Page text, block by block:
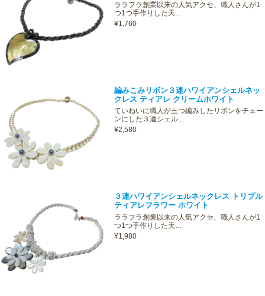
ララフラ創業以来の人気アクセ、職人さんが1
つ1つ手作りした天…
¥1,760
編みこみリボン３連ハワイアンシェルネッ
クレス ティアレ クリームホワイト
ていねいに職人が三つ編みしたリボンをチェー
ンにした３連シェル…
¥2,580
３連ハワイアンシェルネックレス トリプル
ティアレフラワー ホワイト
ララフラ創業以来の人気アクセ、職人さんが1
つ1つ手作りした天…
¥1,980